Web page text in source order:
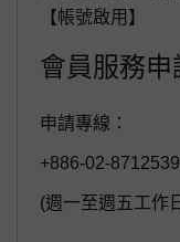
【帳號啟用】
會員服務申
申請專線：
+886-02-
(週一至週五工作